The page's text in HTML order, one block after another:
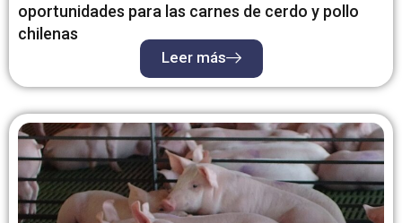
oportunidades para las carnes de cerdo y pollo
chilenas
Leer más